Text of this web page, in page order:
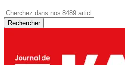
Rechercher